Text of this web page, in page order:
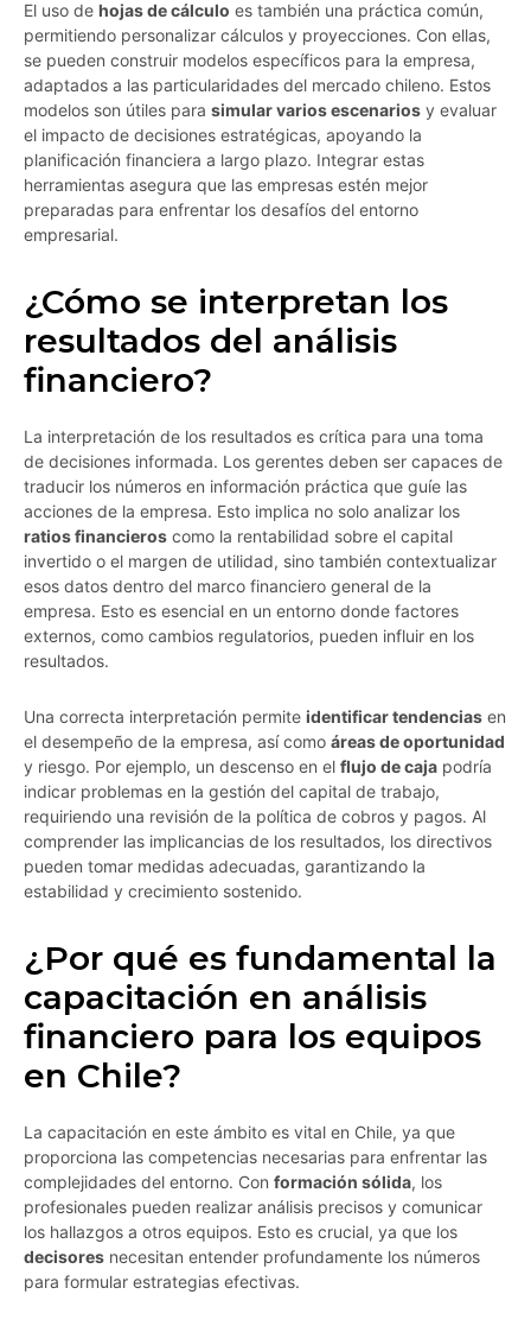
El uso de hojas de cálculo es también una práctica común,
permitiendo personalizar cálculos y proyecciones. Con ellas,
se pueden construir modelos específicos para la empresa,
adaptados a las particularidades del mercado chileno. Estos
modelos son útiles para simular varios escenarios y evaluar
el impacto de decisiones estratégicas, apoyando la
planificación financiera a largo plazo. Integrar estas
herramientas asegura que las empresas estén mejor
preparadas para enfrentar los desafíos del entorno
empresarial.
¿Cómo se interpretan los
resultados del análisis
financiero?
La interpretación de los resultados es crítica para una toma
de decisiones informada. Los gerentes deben ser capaces de
traducir los números en información práctica que guíe las
acciones de la empresa. Esto implica no solo analizar los
ratios financieros como la rentabilidad sobre el capital
invertido o el margen de utilidad, sino también contextualizar
esos datos dentro del marco financiero general de la
empresa. Esto es esencial en un entorno donde factores
externos, como cambios regulatorios, pueden influir en los
resultados.
Una correcta interpretación permite identificar tendencias en
el desempeño de la empresa, así como áreas de oportunidad
y riesgo. Por ejemplo, un descenso en el flujo de caja podría
indicar problemas en la gestión del capital de trabajo,
requiriendo una revisión de la política de cobros y pagos. Al
comprender las implicancias de los resultados, los directivos
pueden tomar medidas adecuadas, garantizando la
estabilidad y crecimiento sostenido.
¿Por qué es fundamental la
capacitación en análisis
financiero para los equipos
en Chile?
La capacitación en este ámbito es vital en Chile, ya que
proporciona las competencias necesarias para enfrentar las
complejidades del entorno. Con formación sólida, los
profesionales pueden realizar análisis precisos y comunicar
los hallazgos a otros equipos. Esto es crucial, ya que los
decisores necesitan entender profundamente los números
para formular estrategias efectivas.